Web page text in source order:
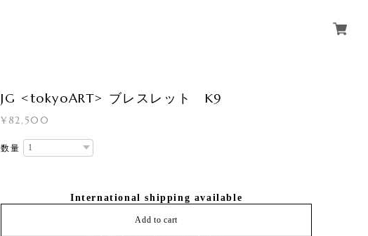
JG <tokyoART> ブレスレット K9
¥82,500
数量
International shipping available
Add to cart